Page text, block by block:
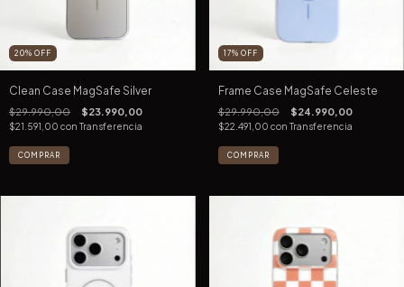
20% OFF
Clean Case MagSafe Silver
$29.990,00 $23.990,00
$21.591,00 con Transferencia
COMPRAR
17% OFF
Frame Case MagSafe Celeste
$29.990,00 $24.990,00
$22.491,00 con Transferencia
COMPRAR